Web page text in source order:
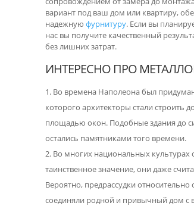
вариант под ваш дом или квартиру,
надежную фурнитуру. Если вы
нас вы получите качественный
без лишних затрат.
ИНТЕРЕСНО ПРО
Во времена Наполеона был
которого архитекторы стали строить
площадью окон. Подобные здания до
остались памятниками того времени.
Во многих национальных культурах
таинственное значение, они даже
Вероятно, предрассудки относительно
соединяли родной и привычный дом